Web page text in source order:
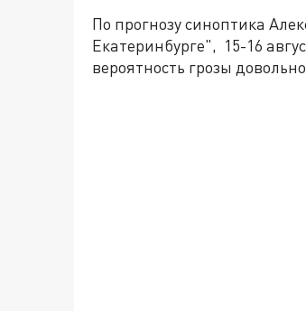
По прогнозу синоптика
Екатеринбурге", 15-16
вероятность грозы